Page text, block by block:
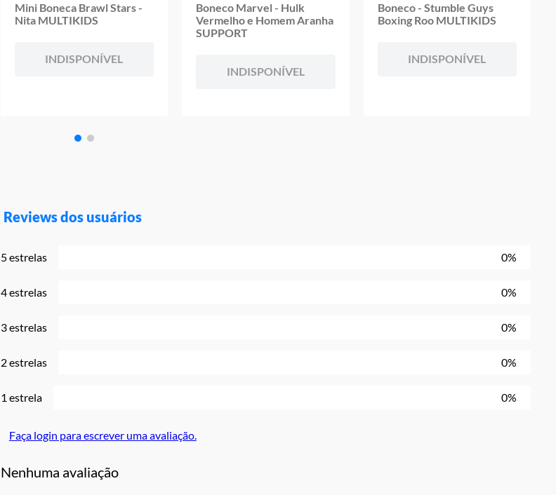
Mini Boneca Brawl Stars -
Nita MULTIKIDS
INDISPONÍVEL
Boneco Marvel - Hulk
Vermelho e Homem Aranha
SUPPORT
INDISPONÍVEL
Boneco - Stumble Guys
Boxing Roo MULTIKIDS
INDISPONÍVEL
Reviews dos usuários
5 estrelas 0%
4 estrelas 0%
3 estrelas 0%
2 estrelas 0%
1 estrela 0%
Faça login para escrever uma avaliação.
Nenhuma avaliação